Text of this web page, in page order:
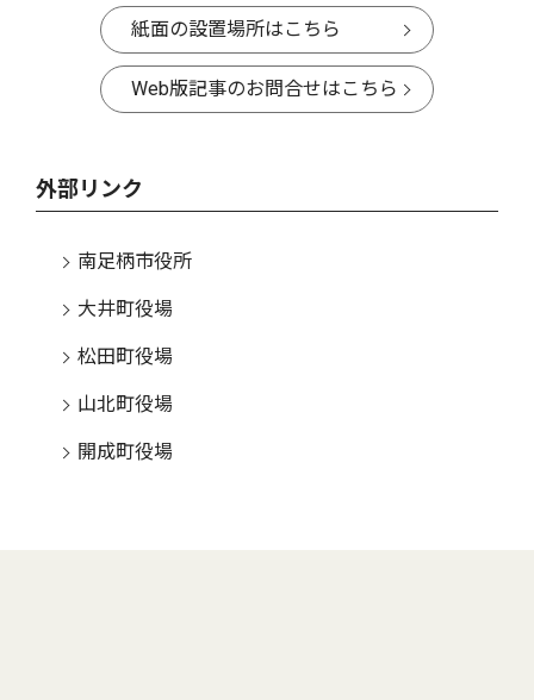
紙面の設置場所はこちら
Web版記事のお問合せはこちら
外部リンク
南足柄市役所
大井町役場
松田町役場
山北町役場
開成町役場